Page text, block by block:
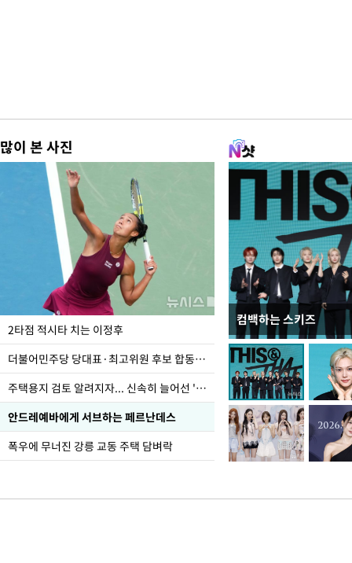
많이 본 사진
2타점 적시타 치는 이정후
더불어민주당 당대표·최고위원 후보 합동연설회
주택용지 검토 알려지자... 신속히 늘어선 '근조화환'
안드레예바에게 서브하는 페르난데스
폭우에 무너진 강릉 교동 주택 담벼락
컴백하는 스키즈
청와대 일주일